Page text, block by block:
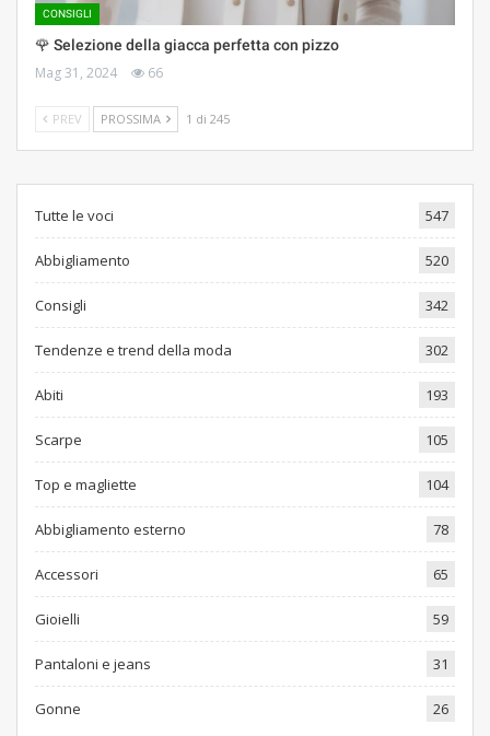
CONSIGLI
🌹 Selezione della giacca perfetta con pizzo
Mag 31, 2024 66
PREV PROSSIMA 1 di 245
Tutte le voci 547
Abbigliamento 520
Consigli 342
Tendenze e trend della moda 302
Abiti 193
Scarpe 105
Top e magliette 104
Abbigliamento esterno 78
Accessori 65
Gioielli 59
Pantaloni e jeans 31
Gonne 26